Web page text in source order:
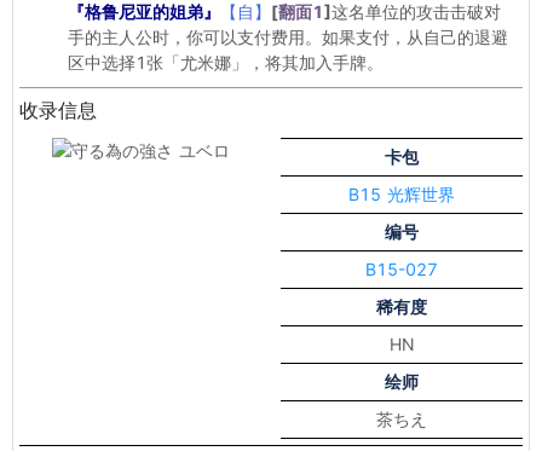
『格鲁尼亚的姐弟』
【自】 [翻面1]这名单位的攻击击破对
手的主人公时，你可以支付费用。如果支付，从自己的退避
区中选择1张「尤米娜」，将其加入手牌。
收录信息
卡包
B15 光辉世界
编号
B15-027
稀有度
HN
绘师
茶ちえ